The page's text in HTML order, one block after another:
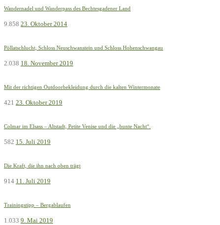
Wandernadel und Wanderpass des Bechtesgadener Land
9.858 23. Oktober 2014
Pöllatschlucht, Schloss Neuschwanstein und Schloss Hohenschwangau
2.038 18. November 2019
Mit der richtigen Outdoorbekleidung durch die kalten Wintermonate
421 23. Oktober 2019
Colmar im Elsass – Altstadt, Petite Venise und die „bunte Nacht“.
582 15. Juli 2019
Die Kraft, die ihn nach oben trägt
914 11. Juli 2019
Trainingstipp – Bergablaufen
1.033 9. Mai 2019